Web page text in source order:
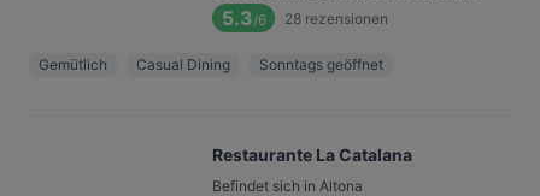
5.3/6 28 rezensionen
Gemütlich Casual Dining Sonntags geöffnet
Restaurante La Catalana
Befindet sich in Altona